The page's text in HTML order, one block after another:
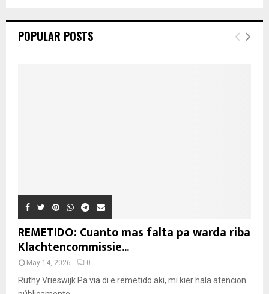
POPULAR POSTS
REMETIDO: Cuanto mas falta pa warda riba
Klachtencommissie...
May 14, 2026 0
Ruthy Vrieswijk Pa via di e remetido aki, mi kier hala atencion